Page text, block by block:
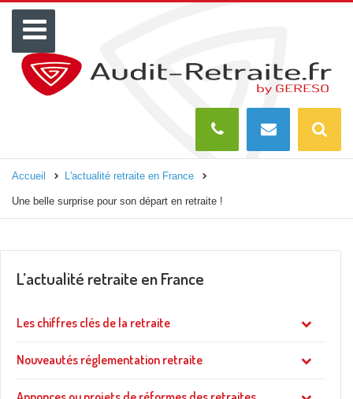
Menu
Accueil L'actualité retraite en France
Une belle surprise pour son départ en retraite !
L’actualité retraite en France
Les chiffres clés de la retraite
Nouveautés réglementation retraite